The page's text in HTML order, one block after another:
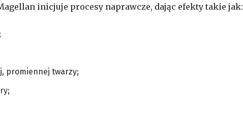
inicjuje procesy naprawcze, dając efekty takie jak:
promiennej twarzy;